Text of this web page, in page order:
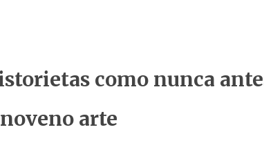
como nunca
arte